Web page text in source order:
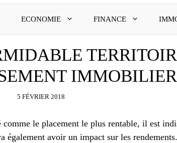
ECONOMIE FINANCE
IMMOBILIER
5 FÉVRIER 2018
le placement le plus rentable, il est
également avoir un impact sur les rendements.